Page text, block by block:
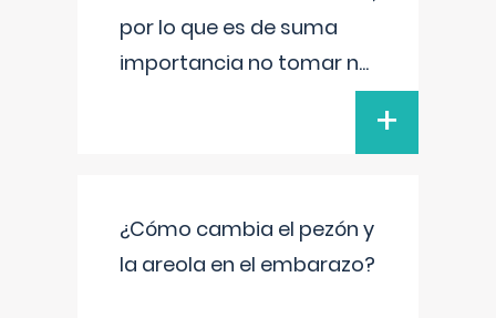
por lo que es de suma
importancia no tomar n...
+
¿Cómo cambia el pezón y
la areola en el embarazo?